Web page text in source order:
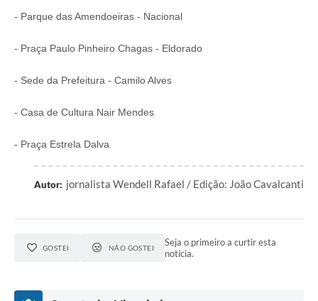
- Parque das Amendoeiras - Nacional
- Praça Paulo Pinheiro Chagas - Eldorado
- Sede da Prefeitura - Camilo Alves
- Casa de Cultura Nair Mendes
- Praça Estrela Dalva
Autor: jornalista Wendell Rafael / Edição: João Cavalcanti
GOSTEI NÃO GOSTEI
Seja o primeiro a curtir esta
notícia.